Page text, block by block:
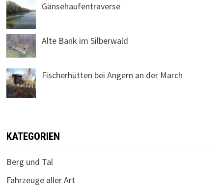
Gänsehaufentraverse
Alte Bank im Silberwald
Fischerhütten bei Angern an der March
KATEGORIEN
Berg und Tal
Fahrzeuge aller Art